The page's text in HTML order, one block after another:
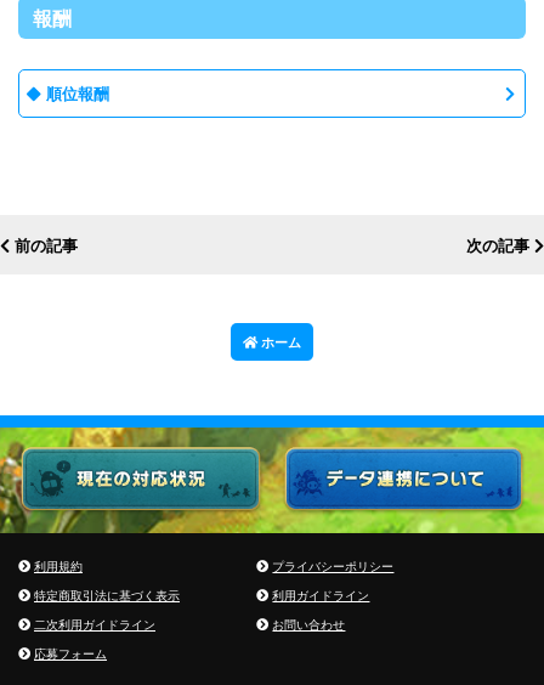
報酬
順位報酬
前の記事 次の記事
ホーム
利用規約
プライバシーポリシー
特定商取引法に基づく表示
利用ガイドライン
二次利用ガイドライン
お問い合わせ
応募フォーム